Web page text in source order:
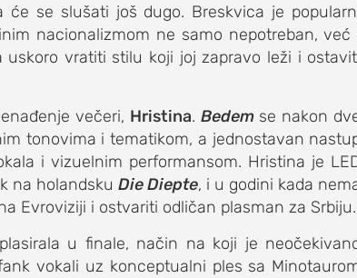
se slušati još dugo. Breskvica je
nacionalizmom ne samo nepotreban, već
uskoro vratiti stilu koji joj zapravo leži i
večeri, Hristina.Bedem se nakon
tonovima i tematikom, a jednostavan
i vizuelnim performansom. Hristina je
na holandskuDie Diepte, i u godini kada
Evroviziji i ostvariti odličan plasman za Srbiju.
u finale, način na koji je
vokali uz konceptualni ples sa